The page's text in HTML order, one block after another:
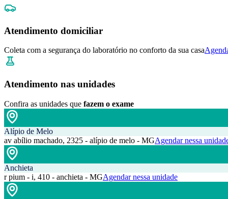
Atendimento domiciliar
Coleta com a segurança do laboratório no conforto da sua casa
Atendimento nas unidades
Confira as unidades que fazem o exame
Alípio de Melo
av abílio machado, 2325 - alípio de melo - MGAgendar nessa
Anchieta
r pium - i, 410 - anchieta - MGAgendar nessa unidade